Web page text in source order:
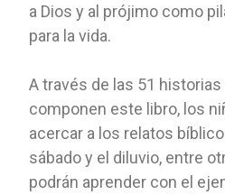
a Dios y al prójimo como
para la vida.
A través de las 51
componen este libro, los
acercar a los relatos
sábado y el diluvio, entre
podrán aprender con el